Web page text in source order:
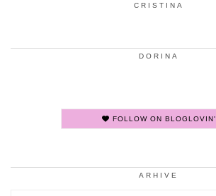
CRISTINA
DORINA
FOLLOW ON BLOGLOVIN'
ARHIVE